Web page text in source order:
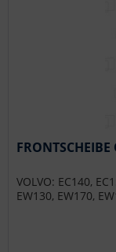
VOLVO: EC140,
EW130, EW170,